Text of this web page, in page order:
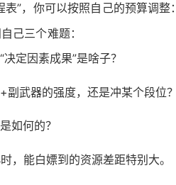
”，你可以按照自己的预算调整：
己三个难题：
定因素成果”是啥子？
副武器的强度，还是冲某个段位？
如何的？
，能白嫖到的资源差距特别大。